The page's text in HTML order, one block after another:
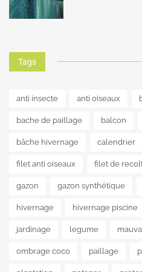
Tags
anti insecte anti oiseaux
bache de paillage balcon
bâche hivernage calendrier
filet anti oiseaux filet de
gazon gazon synthétique
hivernage hivernage piscine
jardinage legume
ombrage coco paillage